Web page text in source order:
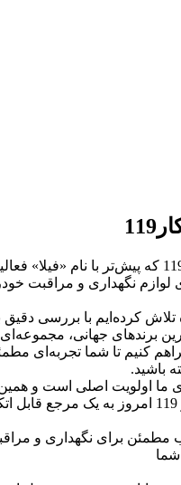
فروشگاه تهران کار 119 که پیش‌تر با نام
حوزه‌ی لوازم نگهداری و مراقبت
کرده‌ایم با بررسی دقیق
برندهای جهانی،
کنیم تا شما تجربه‌ای
باشید.
ما اولویت اصلی است و همین
باعث شده تهران کار 119 امروز به یک
119؛ انتخاب مطمئن برای نگهداری و